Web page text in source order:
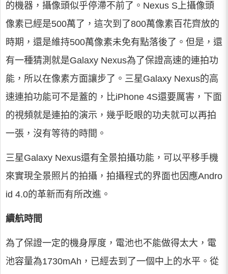
的機器，攝像頭似乎停滯不前了。Nexus S上攝像頭
像素已經是500萬了，這次到了800萬像素百花齊放的
時期，還是維持500萬像素未免有點落後了。但是，還
有一種猜測就是Galaxy Nexus為了保證高速的連拍功
能，所以在像素方面讓步了。三星Galaxy Nexus的高
速連拍功能可不是蓋的，比iPhone 4S還要厲害，下面
的視頻就是連拍的演示，幾乎眨眼的功夫就可以再拍
一張，沒有等待的時間。
三星Galaxy Nexus還有全景拍攝功能，可以平移手機
來實現全景照片的拍攝，拍攝程式的界面也因應Andro
id 4.0的革新而有所改進。
續航時間
為了保證一定的機身厚度，電池也不能做得太大，電
池容量為1730mAh，已經去到了一個中上的水平。從